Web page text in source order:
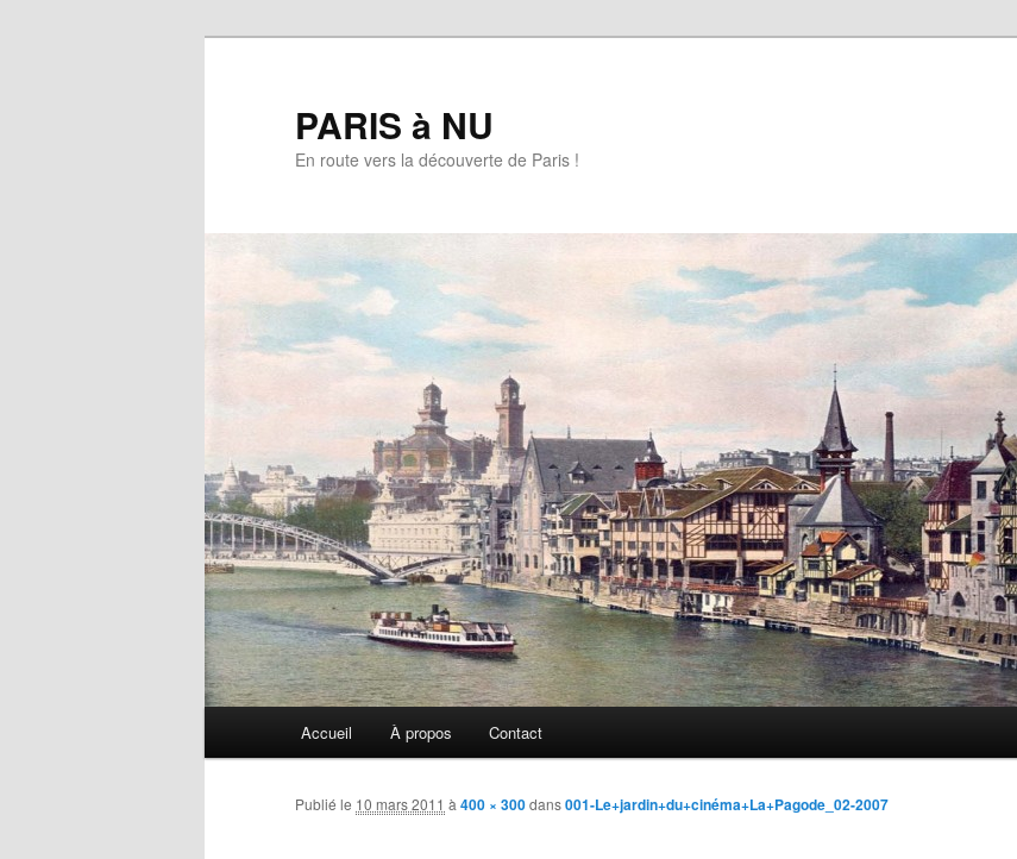
PARIS à NU
En route vers la découverte de Paris !
Accueil À propos Contact
Publié le 10 mars 2011 à400 × 300dans001-Le+jardin+du+cinéma+La+Pagode_02-2007